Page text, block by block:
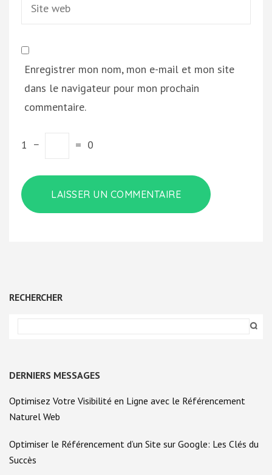
Enregistrer mon nom, mon e-mail et mon site
dans le navigateur pour mon prochain
commentaire.
1 − = 0
RECHERCHER
DERNIERS MESSAGES
Optimisez Votre Visibilité en Ligne avec le Référencement
Naturel Web
Optimiser le Référencement d’un Site sur Google: Les Clés du
Succès